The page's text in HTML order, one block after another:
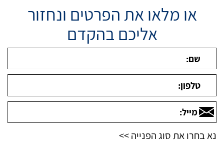
או מלאו את הפרטים ונחזור
אליכם בהקדם
נא בחרו את סוג הפנייה >>